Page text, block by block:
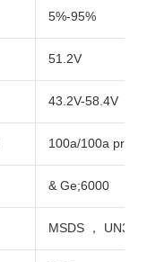
5%-95%
51.2V
43.2V-58.4V
100a/100a pro
& Ge;6000
MSDS ，